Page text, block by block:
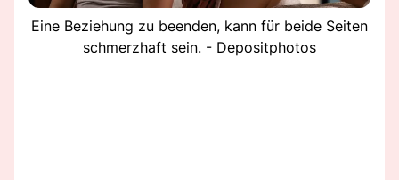
Eine Beziehung zu beenden, kann für beide Seiten
schmerzhaft sein. - Depositphotos